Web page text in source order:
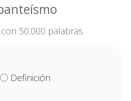
50.000 palabras
Definición